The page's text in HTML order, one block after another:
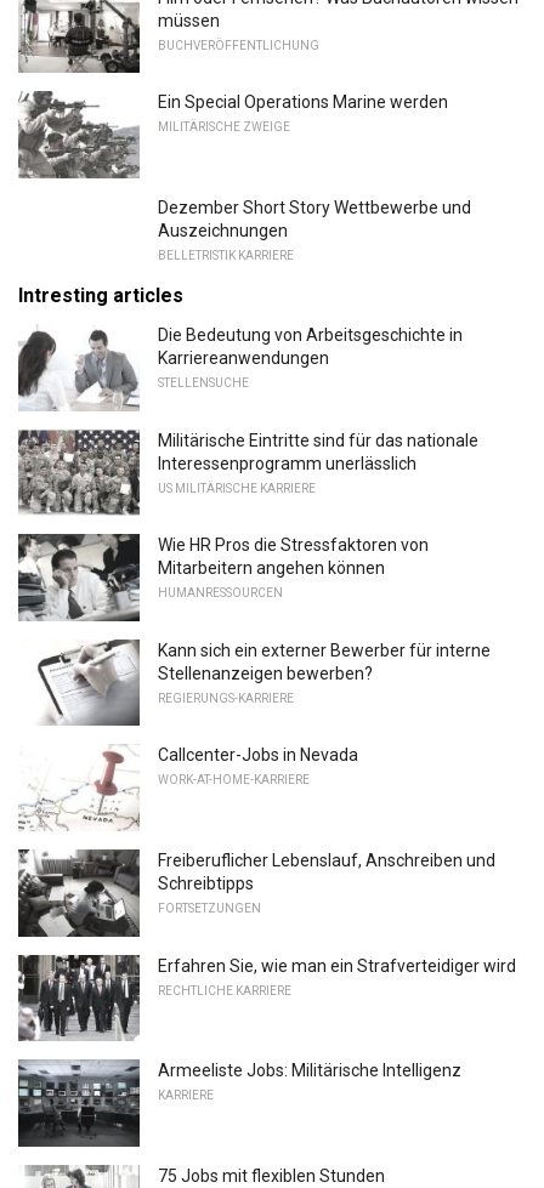
müssen
BUCHVERÖFFENTLICHUNG
Ein Special Operations Marine werden
MILITÄRISCHE ZWEIGE
Dezember Short Story Wettbewerbe und
Auszeichnungen
BELLETRISTIK KARRIERE
Intresting articles
Die Bedeutung von Arbeitsgeschichte in
Karriereanwendungen
STELLENSUCHE
Militärische Eintritte sind für das nationale
Interessenprogramm unerlässlich
US MILITÄRISCHE KARRIERE
Wie HR Pros die Stressfaktoren von
Mitarbeitern angehen können
HUMANRESSOURCEN
Kann sich ein externer Bewerber für interne
Stellenanzeigen bewerben?
REGIERUNGS-KARRIERE
Callcenter-Jobs in Nevada
WORK-AT-HOME-KARRIERE
Freiberuflicher Lebenslauf, Anschreiben und
Schreibtipps
FORTSETZUNGEN
Erfahren Sie, wie man ein Strafverteidiger wird
RECHTLICHE KARRIERE
Armeeliste Jobs: Militärische Intelligenz
KARRIERE
75 Jobs mit flexiblen Stunden